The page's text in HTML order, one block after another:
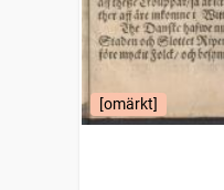
[omärkt]